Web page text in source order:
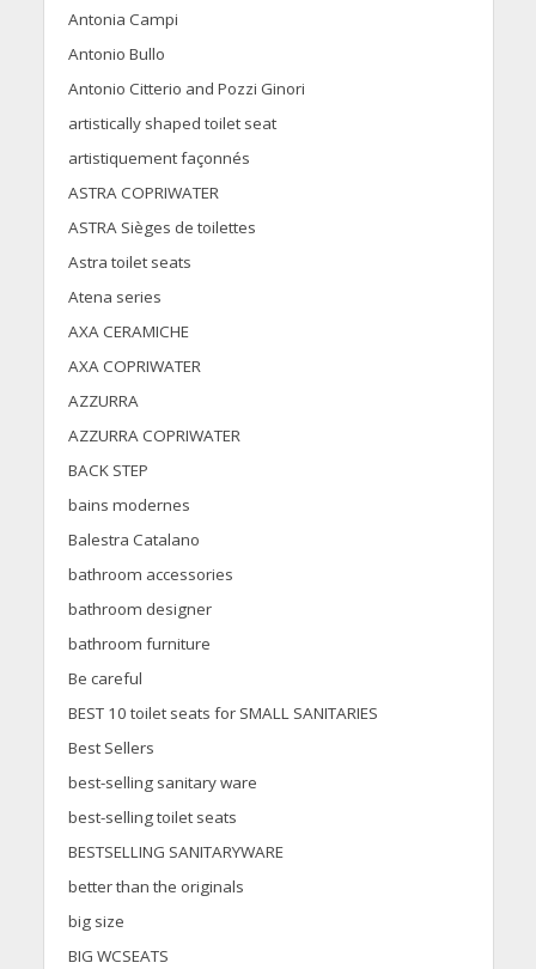
Antonia Campi
Antonio Bullo
Antonio Citterio and Pozzi Ginori
artistically shaped toilet seat
artistiquement façonnés
ASTRA COPRIWATER
ASTRA Sièges de toilettes
Astra toilet seats
Atena series
AXA CERAMICHE
AXA COPRIWATER
AZZURRA
AZZURRA COPRIWATER
BACK STEP
bains modernes
Balestra Catalano
bathroom accessories
bathroom designer
bathroom furniture
Be careful
BEST 10 toilet seats for SMALL SANITARIES
Best Sellers
best-selling sanitary ware
best-selling toilet seats
BESTSELLING SANITARYWARE
better than the originals
big size
BIG WCSEATS